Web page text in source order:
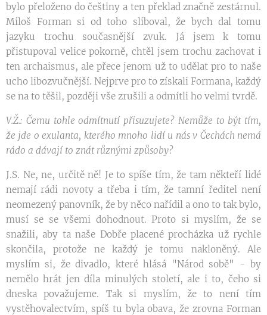
bylo přeloženo do češtiny a ten překlad značně zestárnul.
Miloš Forman si od toho sliboval, že bych dal tomu
jazyku trochu současnější zvuk. Já jsem k tomu
přistupoval velice pokorně, chtěl jsem trochu zachovat i
ten archaismus, ale přece jenom už to udělat pro to naše
ucho libozvučnější. Nejprve pro to získali Formana, každý
se na to těšil, později vše zrušili a odmítli ho velmi tvrdě.
V.Ž.: Čemu tohle odmítnutí přisuzujete? Nemůže to být tím,
že jde o exulanta, kterého mnoho lidí u nás v Čechách nemá
rádo a dávají to znát různými způsoby?
J.S. Ne, ne, určitě ně! Je to spíše tím, že tam někteří lidé
nemají rádi novoty a třeba i tím, že tamní ředitel není
neomezený panovník, že by něco nařídil a ono to tak bylo,
musí se se všemi dohodnout. Proto si myslím, že se
snažili, aby ta naše Dobře placené procházka už rychle
skončila, protože ne každý je tomu nakloněný. Ale
myslím si, že divadlo, které hlásá "Národ sobě" - by
nemělo hrát jen díla minulých století, ale i to, čeho si
dneska považujeme. Tak si myslím, že to není tím
vystěhovalectvím, spíš tu byla obava, že zrovna Forman